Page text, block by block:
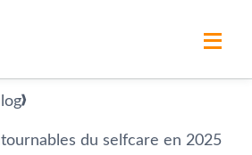
du selfcare en 2025